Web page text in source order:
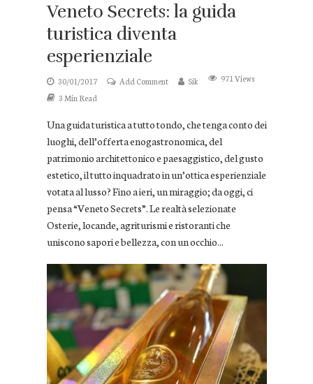
Veneto Secrets: la guida
turistica diventa
esperienziale
30/01/2017 Add Comment Sik
971 Views
3 Min Read
Una guida turistica a tutto tondo, che tenga conto dei
luoghi, dell’offerta enogastronomica, del
patrimonio architettonico e paesaggistico, del gusto
estetico, il tutto inquadrato in un’ottica esperienziale
votata al lusso? Fino a ieri, un miraggio; da oggi, ci
pensa “Veneto Secrets”. Le realtà selezionate
Osterie, locande, agriturismi e ristoranti che
uniscono sapori e bellezza, con un occhio...